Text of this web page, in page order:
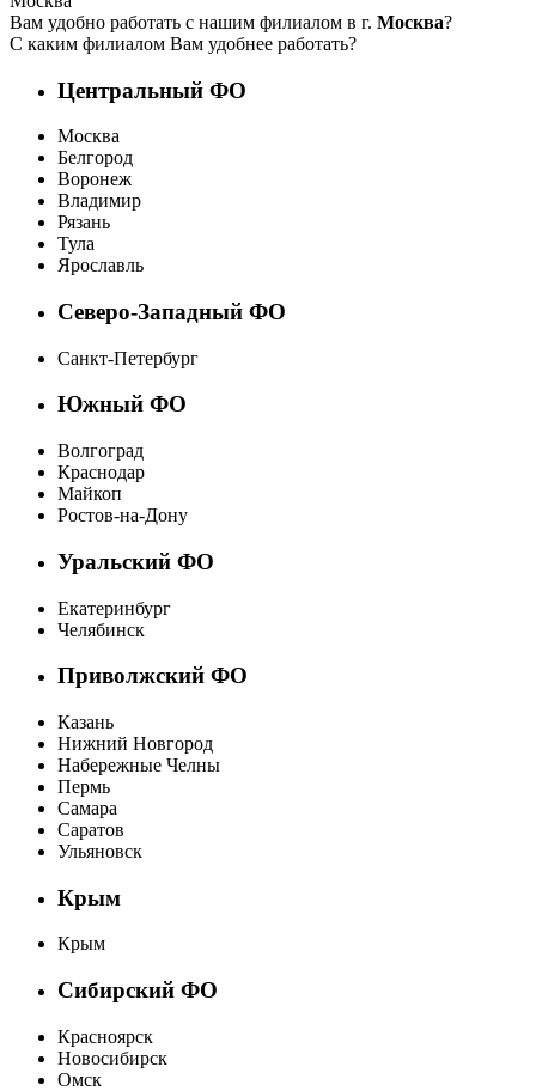
Вам удобно работать с нашим филиалом в г. Москва?
С каким филиалом Вам удобнее работать?
Центральный ФО
Москва
Белгород
Воронеж
Владимир
Рязань
Тула
Ярославль
Северо-Западный ФО
Санкт-Петербург
Южный ФО
Волгоград
Краснодар
Майкоп
Ростов-на-Дону
Уральский ФО
Екатеринбург
Челябинск
Приволжский ФО
Казань
Нижний Новгород
Набережные Челны
Пермь
Самара
Саратов
Ульяновск
Крым
Крым
Сибирский ФО
Красноярск
Новосибирск
Омск